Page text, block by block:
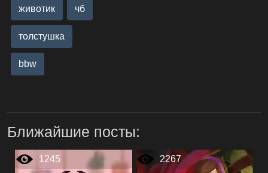
животик чб
толстушка
bbw
Ближайшие посты:
1245 2267